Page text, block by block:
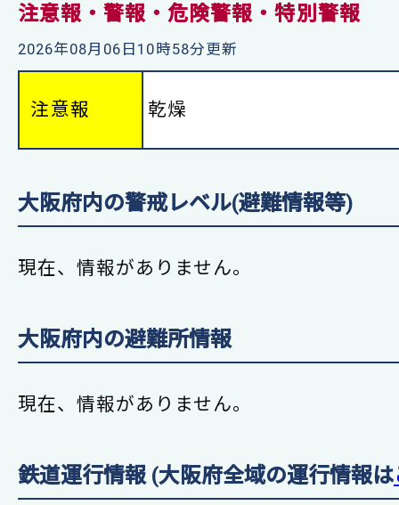
注意報・警報・危険警報・特別警報
2026年08月06日10時58分更新
注意報 乾燥
大阪府内の警戒レベル(避難情報等)
現在、情報がありません。
大阪府内の避難所情報
現在、情報がありません。
鉄道運行情報 (大阪府全域の運行情報は